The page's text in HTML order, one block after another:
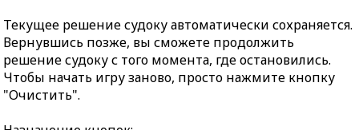
Текущее решение судоку автоматически сохраняется.
Вернувшись позже, вы сможете продолжить
решение судоку с того момента, где остановились.
Чтобы начать игру заново, просто нажмите кнопку
"Очистить".